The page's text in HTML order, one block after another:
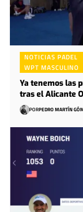
NOTICIAS PADEL
WPT MASCULINO
Ya tenemos las
tras el Alicante
PORPEDRO MARTÍN